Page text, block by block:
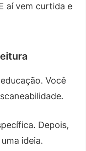
aí vem curtida e
Você
Depois,
ideia.